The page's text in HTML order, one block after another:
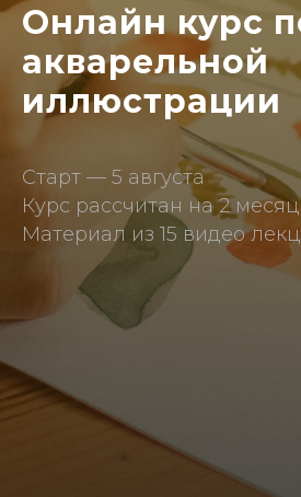
Онлайн курс
акварельной
иллюстрации
Старт — 5 августа
Курс рассчитан на 2
Материал из 15 видео